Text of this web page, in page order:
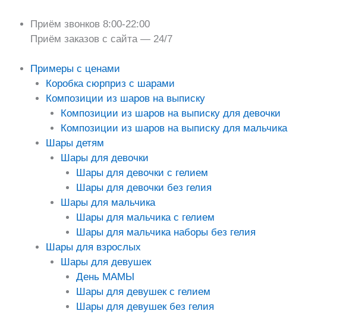
Приём звонков 8:00-22:00
Приём заказов с сайта — 24/7
Примеры с ценами
Коробка сюрприз с шарами
Композиции из шаров на выписку
Композиции из шаров на выписку для девочки
Композиции из шаров на выписку для мальчика
Шары детям
Шары для девочки
Шары для девочки с гелием
Шары для девочки без гелия
Шары для мальчика
Шары для мальчика с гелием
Шары для мальчика наборы без гелия
Шары для взрослых
Шары для девушек
День МАМЫ
Шары для девушек с гелием
Шары для девушек без гелия